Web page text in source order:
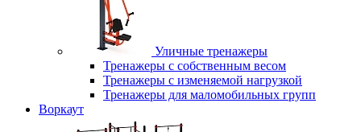
Уличные тренажеры
Тренажеры с собственным весом
Тренажеры с изменяемой нагрузкой
Тренажеры для маломобильных групп
Воркаут